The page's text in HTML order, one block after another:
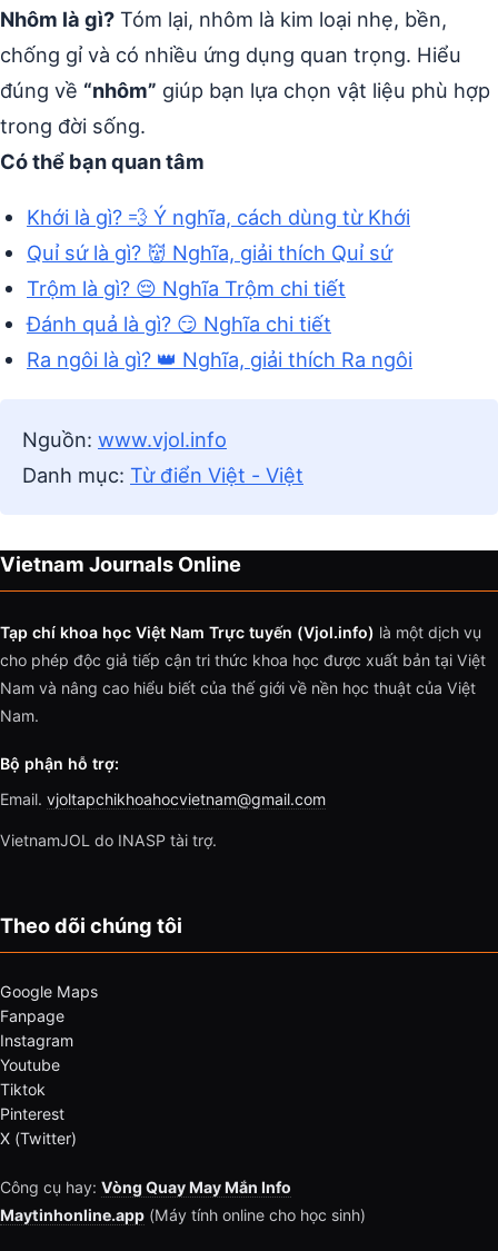
Nhôm là gì? Tóm lại, nhôm là kim loại nhẹ, bền,
chống gỉ và có nhiều ứng dụng quan trọng. Hiểu
đúng về “nhôm” giúp bạn lựa chọn vật liệu phù hợp
trong đời sống.
Có thể bạn quan tâm
Khới là gì? 💨 Ý nghĩa, cách dùng từ Khới
Quỉ sứ là gì? 👹 Nghĩa, giải thích Quỉ sứ
Trộm là gì? 😔 Nghĩa Trộm chi tiết
Đánh quả là gì? 😏 Nghĩa chi tiết
Ra ngôi là gì? 👑 Nghĩa, giải thích Ra ngôi
Nguồn: www.vjol.info
Danh mục: Từ điển Việt - Việt
Vietnam Journals Online
Tạp chí khoa học Việt Nam Trực tuyến (Vjol.info) là một dịch vụ
cho phép độc giả tiếp cận tri thức khoa học được xuất bản tại Việt
Nam và nâng cao hiểu biết của thế giới về nền học thuật của Việt
Nam.
Bộ phận hỗ trợ:
Email. vjoltapchikhoahocvietnam@gmail.com
VietnamJOL do INASP tài trợ.
Theo dõi chúng tôi
Google Maps
Fanpage
Instagram
Youtube
Tiktok
Pinterest
X (Twitter)
Công cụ hay: Vòng Quay May Mắn Info
Maytinhonline.app (Máy tính online cho học sinh)